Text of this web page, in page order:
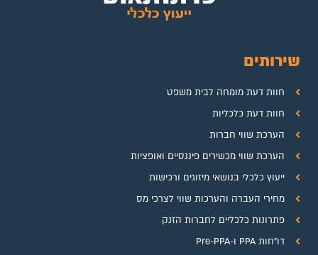
שירותים
חוות דעת מומחה לבית משפט
חוות דעת כלכליות
הערכת שווי חברות
הערכת שווי מכשירים פיננסיים ואופציות
ייעוץ כלכלי בנושאי מיזוגים ורכישות
מחירי העברה והערכות שווי לצרכי מס
פתרונות כלכליים לחברות הזנק
דו"חות PPA ו-Pre-PPA